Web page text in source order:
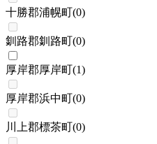
十勝郡浦幌町(0)
釧路郡釧路町(0)
厚岸郡厚岸町(1)
厚岸郡浜中町(0)
川上郡標茶町(0)